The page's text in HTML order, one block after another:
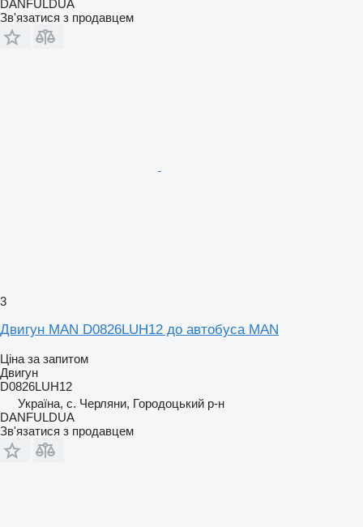
DANFULDUA
Зв'язатися з продавцем
3
Двигун MAN D0826LUH12 до автобуса MAN
Ціна за запитом
Двигун
D0826LUH12
Україна, с. Черляни, Городоцький р-н
DANFULDUA
Зв'язатися з продавцем